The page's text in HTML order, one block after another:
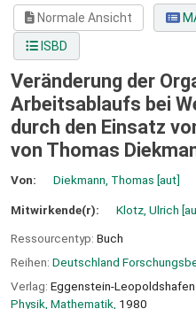
Normale Ansicht
ISBD
Veränderung der
Arbeitsablaufs bei
durch den Einsatz
von Thomas
Von: Diekmann, Thomas [aut]
Mitwirkende(r): Klotz, Ulrich
Ressourcentyp: Buch
Reihen: Deutschland
Verlag: Eggenstein-Leopoldshafen
Physik, Mathematik, 1980